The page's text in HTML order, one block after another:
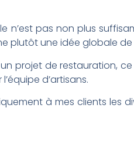
n’est pas non plus
plutôt une idée globale de
projet de restauration,
d’artisans.
à mes clients les